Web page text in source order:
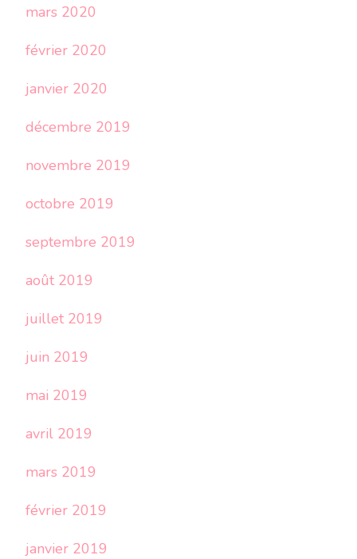
mars 2020
février 2020
janvier 2020
décembre 2019
novembre 2019
octobre 2019
septembre 2019
août 2019
juillet 2019
juin 2019
mai 2019
avril 2019
mars 2019
février 2019
janvier 2019